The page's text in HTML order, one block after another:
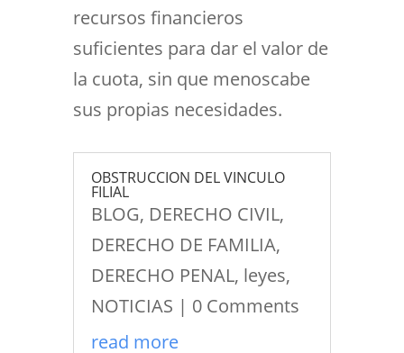
recursos financieros
suficientes para dar el valor de
la cuota, sin que menoscabe
sus propias necesidades.
OBSTRUCCION DEL VINCULO
FILIAL
BLOG, DERECHO CIVIL,
DERECHO DE FAMILIA,
DERECHO PENAL, leyes,
NOTICIAS | 0 Comments
read more